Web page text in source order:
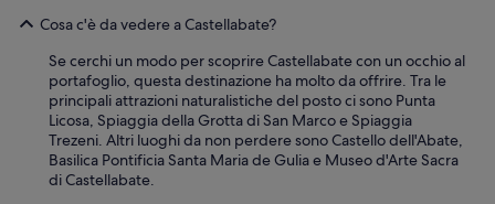
Cosa c'è da vedere a Castellabate?
Se cerchi un modo per scoprire Castellabate con un occhio al
portafoglio, questa destinazione ha molto da offrire. Tra le
principali attrazioni naturalistiche del posto ci sono Punta
Licosa, Spiaggia della Grotta di San Marco e Spiaggia
Trezeni. Altri luoghi da non perdere sono Castello dell'Abate,
Basilica Pontificia Santa Maria de Gulia e Museo d'Arte Sacra
di Castellabate.